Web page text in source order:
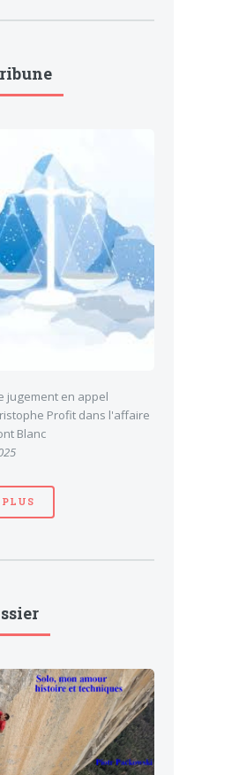
jugement en appel
Profit dans l'affaire
Blanc
PLUS